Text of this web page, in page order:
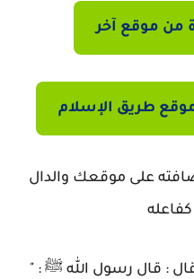
من موقع آخر
طريق الإسلام
على موقعك والدال
: قال رسول الله ﷺ : "